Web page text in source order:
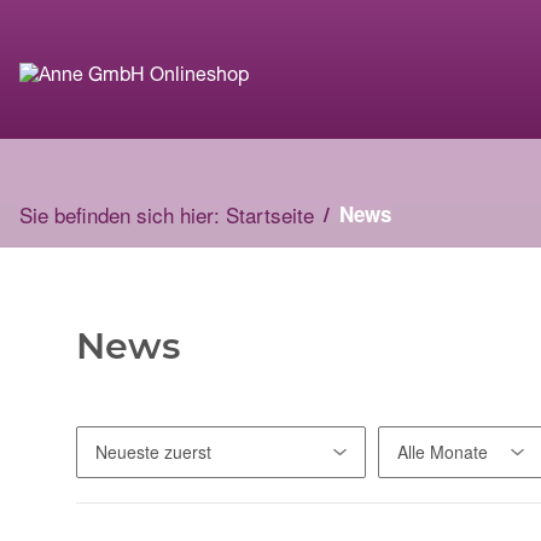
Sie befinden sich hier: Startseite News
News